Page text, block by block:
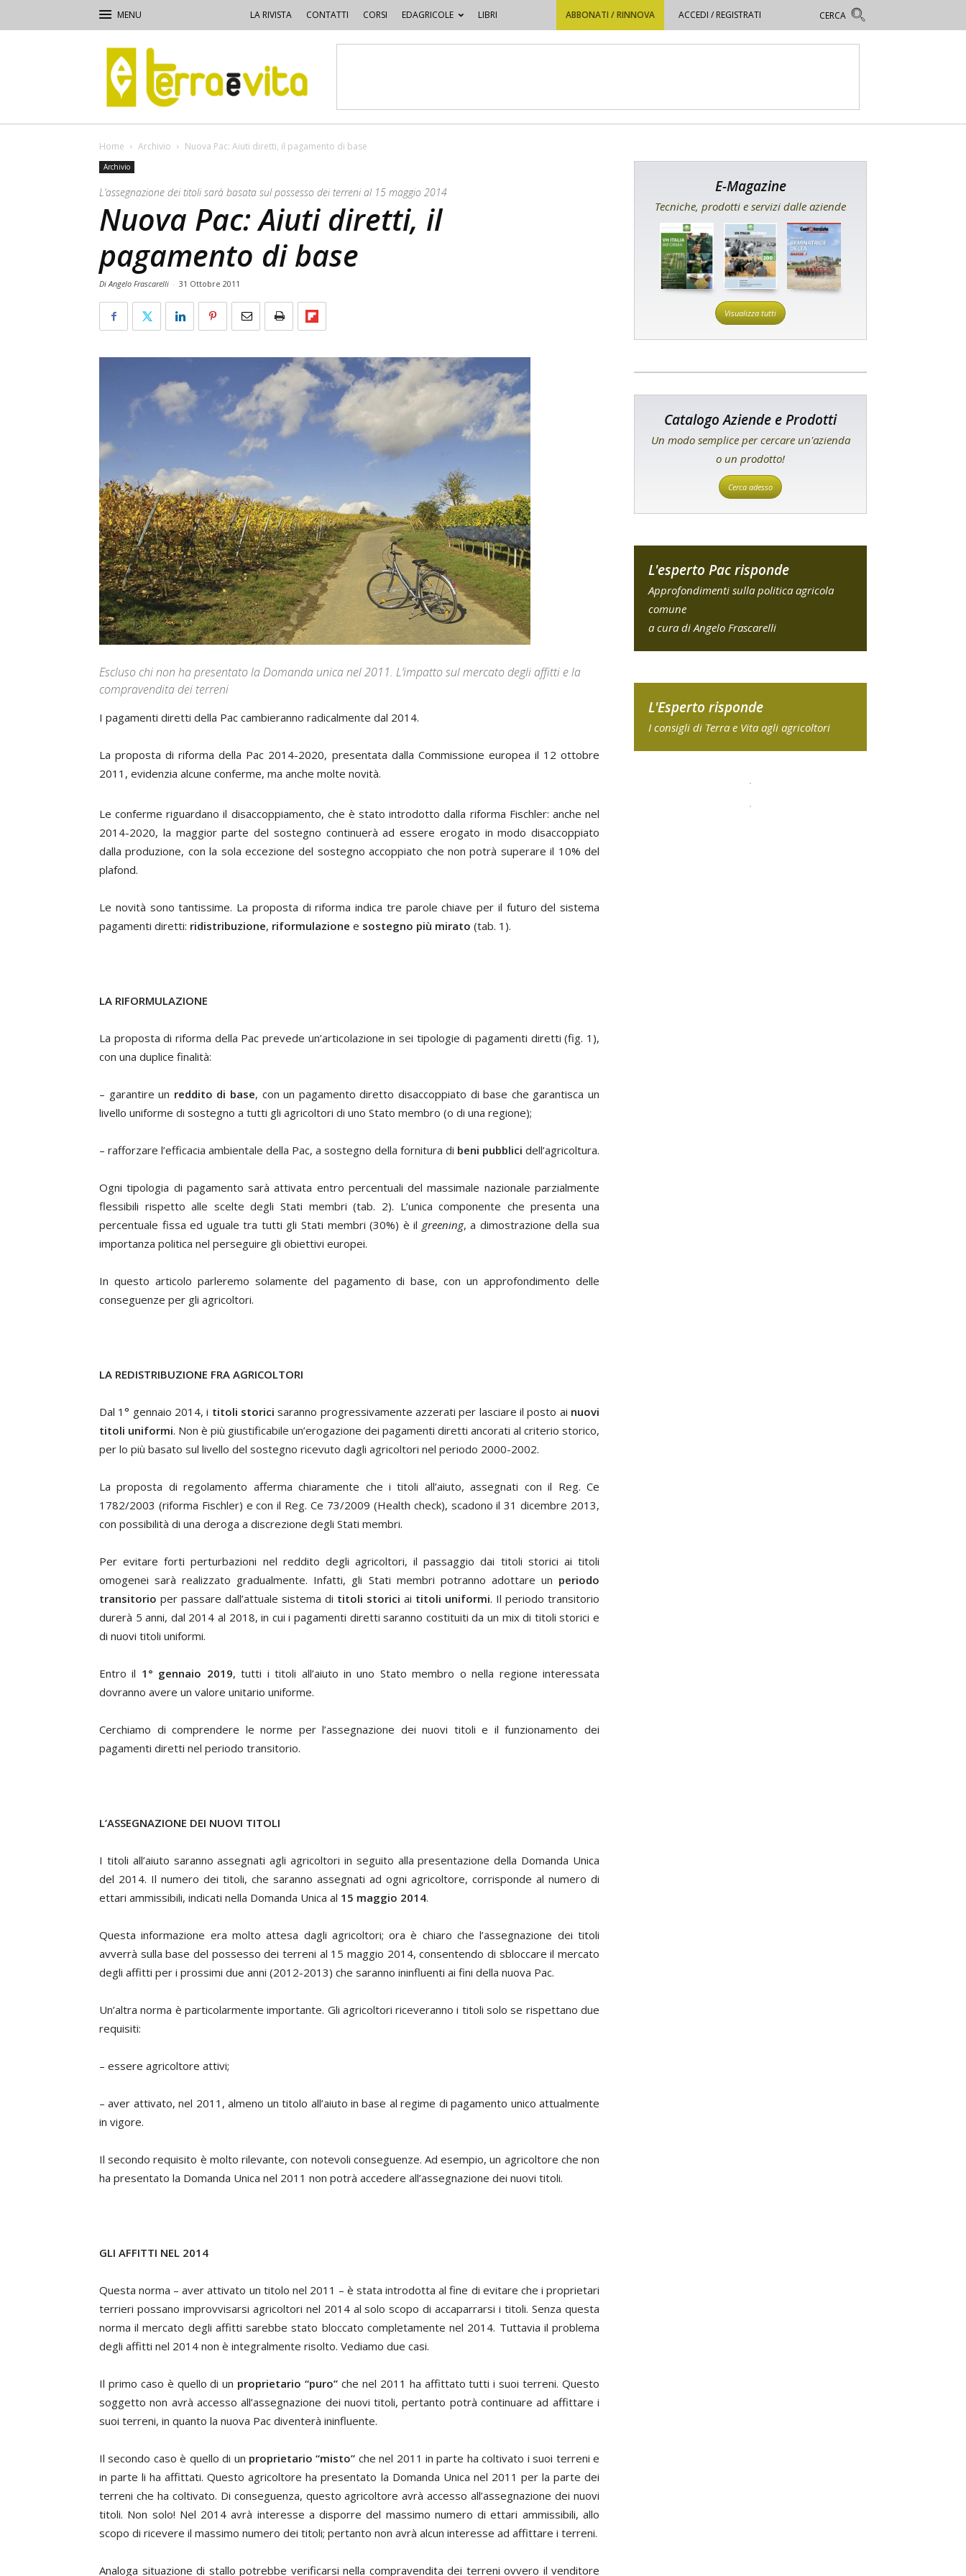
LA RIVISTA CONTATTI CORSI EDAGRICOLE LIBRI ABBONATI / RINNOVA ACCEDI / REGISTRATI
Terra
e
Vita
Home Archivio Nuova Pac: Aiuti diretti, il pagamento di base
Archivio
L’assegnazione dei titoli sarà basata sul possesso dei terreni al 15 maggio 2014
Nuova Pac: Aiuti diretti, il
pagamento di base
Di Angelo Frascarelli - 31 Ottobre 2011
Escluso chi non ha presentato la Domanda unica nel 2011. L’impatto sul mercato degli affitti e la
compravendita dei terreni
I pagamenti diretti della Pac cambieranno radicalmente dal 2014.
La proposta di riforma della Pac 2014-2020, presentata dalla Commissione europea il 12 ottobre
2011, evidenzia alcune conferme, ma anche molte novità.
Le conferme riguardano il disaccoppiamento, che è stato introdotto dalla riforma Fischler: anche nel
2014-2020, la maggior parte del sostegno continuerà ad essere erogato in modo disaccoppiato
dalla produzione, con la sola eccezione del sostegno accoppiato che non potrà superare il 10% del
plafond.
Le novità sono tantissime. La proposta di riforma indica tre parole chiave per il futuro del sistema
pagamenti diretti: ridistribuzione, riformulazione e sostegno più mirato (tab. 1).
LA RIFORMULAZIONE
La proposta di riforma della Pac prevede un’articolazione in sei tipologie di pagamenti diretti (fig. 1),
con una duplice finalità:
– garantire un reddito di base, con un pagamento diretto disaccoppiato di base che garantisca un
livello uniforme di sostegno a tutti gli agricoltori di uno Stato membro (o di una regione);
– rafforzare l’efficacia ambientale della Pac, a sostegno della fornitura di beni pubblici dell’agricoltura.
Ogni tipologia di pagamento sarà attivata entro percentuali del massimale nazionale parzialmente
flessibili rispetto alle scelte degli Stati membri (tab. 2). L’unica componente che presenta una
percentuale fissa ed uguale tra tutti gli Stati membri (30%) è il greening, a dimostrazione della sua
importanza politica nel perseguire gli obiettivi europei.
In questo articolo parleremo solamente del pagamento di base, con un approfondimento delle
conseguenze per gli agricoltori.
LA REDISTRIBUZIONE FRA AGRICOLTORI
Dal 1° gennaio 2014, i titoli storici saranno progressivamente azzerati per lasciare il posto ai nuovi
titoli uniformi. Non è più giustificabile un’erogazione dei pagamenti diretti ancorati al criterio storico,
per lo più basato sul livello del sostegno ricevuto dagli agricoltori nel periodo 2000-2002.
La proposta di regolamento afferma chiaramente che i titoli all’aiuto, assegnati con il Reg. Ce
1782/2003 (riforma Fischler) e con il Reg. Ce 73/2009 (Health check), scadono il 31 dicembre 2013,
con possibilità di una deroga a discrezione degli Stati membri.
Per evitare forti perturbazioni nel reddito degli agricoltori, il passaggio dai titoli storici ai titoli
omogenei sarà realizzato gradualmente. Infatti, gli Stati membri potranno adottare un periodo
transitorio per passare dall’attuale sistema di titoli storici ai titoli uniformi. Il periodo transitorio
durerà 5 anni, dal 2014 al 2018, in cui i pagamenti diretti saranno costituiti da un mix di titoli storici e
di nuovi titoli uniformi.
Entro il 1° gennaio 2019, tutti i titoli all’aiuto in uno Stato membro o nella regione interessata
dovranno avere un valore unitario uniforme.
Cerchiamo di comprendere le norme per l’assegnazione dei nuovi titoli e il funzionamento dei
pagamenti diretti nel periodo transitorio.
L’ASSEGNAZIONE DEI NUOVI TITOLI
I titoli all’aiuto saranno assegnati agli agricoltori in seguito alla presentazione della Domanda Unica
del 2014. Il numero dei titoli, che saranno assegnati ad ogni agricoltore, corrisponde al numero di
ettari ammissibili, indicati nella Domanda Unica al 15 maggio 2014.
Questa informazione era molto attesa dagli agricoltori; ora è chiaro che l’assegnazione dei titoli
avverrà sulla base del possesso dei terreni al 15 maggio 2014, consentendo di sbloccare il mercato
degli affitti per i prossimi due anni (2012-2013) che saranno ininfluenti ai fini della nuova Pac.
Un’altra norma è particolarmente importante. Gli agricoltori riceveranno i titoli solo se rispettano due
requisiti:
– essere agricoltore attivi;
– aver attivato, nel 2011, almeno un titolo all’aiuto in base al regime di pagamento unico attualmente
in vigore.
Il secondo requisito è molto rilevante, con notevoli conseguenze. Ad esempio, un agricoltore che non
ha presentato la Domanda Unica nel 2011 non potrà accedere all’assegnazione dei nuovi titoli.
GLI AFFITTI NEL 2014
Questa norma – aver attivato un titolo nel 2011 – è stata introdotta al fine di evitare che i proprietari
terrieri possano improvvisarsi agricoltori nel 2014 al solo scopo di accaparrarsi i titoli. Senza questa
norma il mercato degli affitti sarebbe stato bloccato completamente nel 2014. Tuttavia il problema
degli affitti nel 2014 non è integralmente risolto. Vediamo due casi.
Il primo caso è quello di un proprietario “puro” che nel 2011 ha affittato tutti i suoi terreni. Questo
soggetto non avrà accesso all’assegnazione dei nuovi titoli, pertanto potrà continuare ad affittare i
suoi terreni, in quanto la nuova Pac diventerà ininfluente.
Il secondo caso è quello di un proprietario “misto” che nel 2011 in parte ha coltivato i suoi terreni e
in parte li ha affittati. Questo agricoltore ha presentato la Domanda Unica nel 2011 per la parte dei
terreni che ha coltivato. Di conseguenza, questo agricoltore avrà accesso all’assegnazione dei nuovi
titoli. Non solo! Nel 2014 avrà interesse a disporre del massimo numero di ettari ammissibili, allo
scopo di ricevere il massimo numero dei titoli; pertanto non avrà alcun interesse ad affittare i terreni.
Analoga situazione di stallo potrebbe verificarsi nella compravendita dei terreni ovvero il venditore
E-Magazine
Tecniche, prodotti e servizi dalle aziende
Visualizza tutti
Catalogo Aziende e Prodotti
Un modo semplice per cercare un'azienda
o un prodotto!
Cerca adesso
L'esperto Pac risponde
Approfondimenti sulla politica agricola
comune
a cura di Angelo Frascarelli
L'Esperto risponde
I consigli di Terra e Vita agli agricoltori